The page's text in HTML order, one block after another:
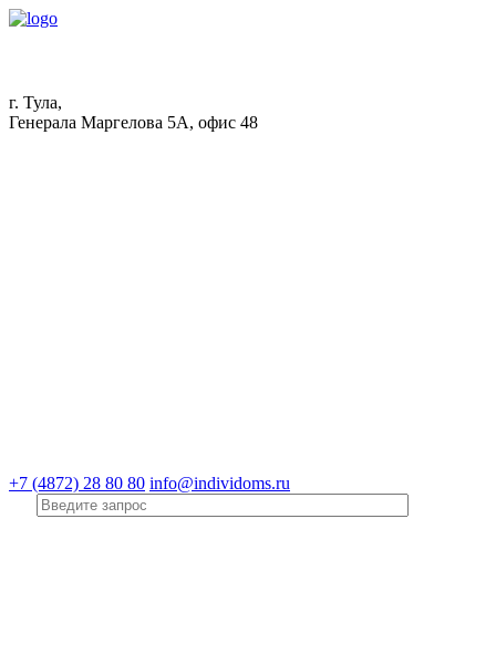
г. Тула,
Генерала Маргелова 5А, офис 48
+7 (4872) 28 80 80 info@individoms.ru